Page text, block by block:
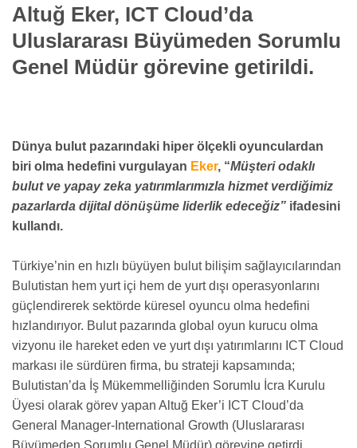
Altuğ Eker, ICT Cloud’da
Uluslararası Büyümeden Sorumlu
Genel Müdür görevine getirildi.
Dünya bulut pazarındaki hiper ölçekli oyunculardan
biri olma hedefini vurgulayan Eker, “Müşteri odaklı
bulut ve yapay zeka yatırımlarımızla hizmet verdiğimiz
pazarlarda dijital dönüşüme liderlik edeceğiz” ifadesini
kullandı.
Türkiye’nin en hızlı büyüyen bulut bilişim sağlayıcılarından
Bulutistan hem yurt içi hem de yurt dışı operasyonlarını
güçlendirerek sektörde küresel oyuncu olma hedefini
hızlandırıyor. Bulut pazarında global oyun kurucu olma
vizyonu ile hareket eden ve yurt dışı yatırımlarını ICT Cloud
markası ile sürdüren firma, bu strateji kapsamında;
Bulutistan’da İş Mükemmelliğinden Sorumlu İcra Kurulu
Üyesi olarak görev yapan Altuğ Eker’i ICT Cloud’da
General Manager-International Growth (Uluslararası